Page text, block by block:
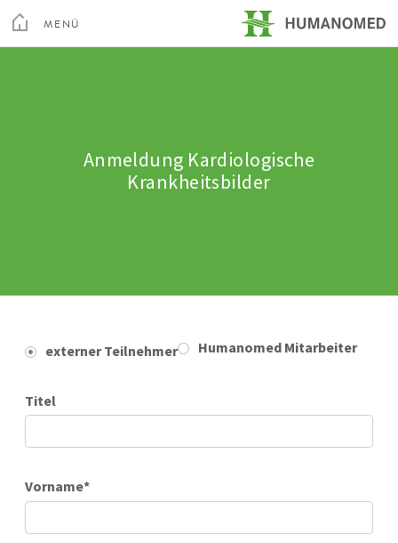
Menu
MENÜ
Anmeldung Kardiologische
Krankheitsbilder
externer Teilnehmer Humanomed Mitarbeiter
Titel
Vorname*